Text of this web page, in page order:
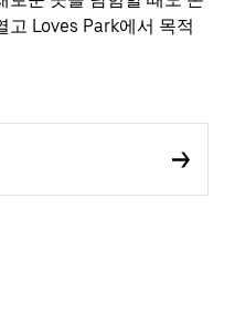
고 Loves Park에서 목적